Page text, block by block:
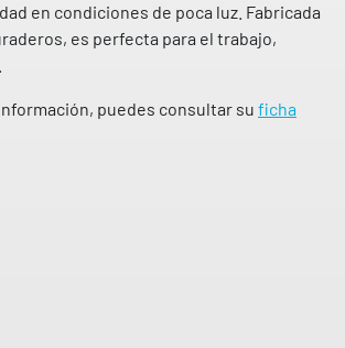
en condiciones de poca luz. Fabricada
es perfecta para el trabajo,
puedes consultar su ficha